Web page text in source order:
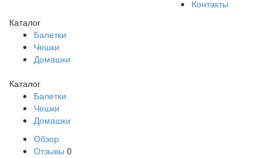
Контакты
Каталог
Балетки
Чешки
Домашки
Каталог
Балетки
Чешки
Домашки
Обзор
Отзывы 0